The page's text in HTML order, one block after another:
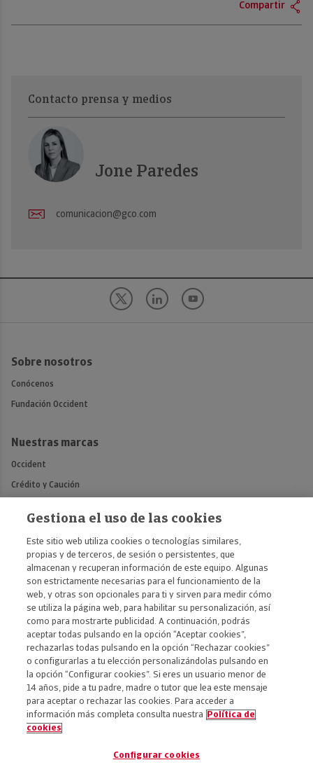
Compartir
Contacto prensa y medios
Jone Paredes
comunicacion@gco.com
Sobre nosotros
Conócenos
Fundación Occident
Nuestras marcas
Occident
Crédito y Caución
Contáctanos
Contacto prensa y medios
Accesibilidad
Aviso legal
Gestiona el uso de las cookies
Este sitio web utiliza cookies o tecnologías similares,
propias y de terceros, de sesión o persistentes, que
almacenan y recuperan información de este equipo. Algunas
son estrictamente necesarias para el funcionamiento de la
web, y otras son opcionales para ti y sirven para medir cómo
se utiliza la página web, para habilitar su personalización, así
como para mostrarte publicidad. A continuación, podrás
aceptar todas pulsando en la opción “Aceptar cookies”,
rechazarlas todas pulsando en la opción “Rechazar cookies”
o configurarlas a tu elección personalizándolas pulsando en
la opción “Configurar cookies”. Si eres un usuario menor de
14 años, pide a tu padre, madre o tutor que lea este mensaje
para aceptar o rechazar las cookies. Para acceder a
información más completa consulta nuestra
Política de
cookies
Configurar cookies